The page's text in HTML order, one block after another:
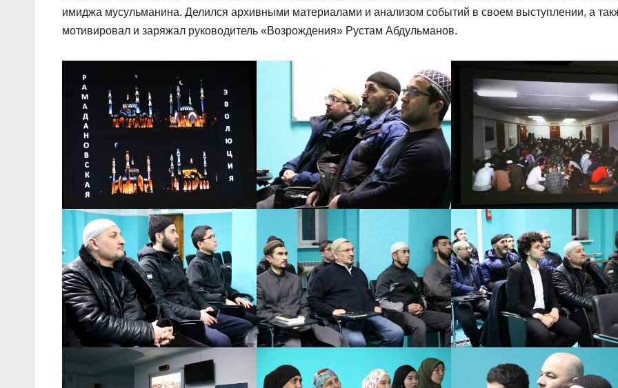
имиджа мусульманина. Делился архивными материалами и анализом событий в своем выступлении, а
мотивировал и заряжал руководитель «Возрождения» Рустам Абдульманов.